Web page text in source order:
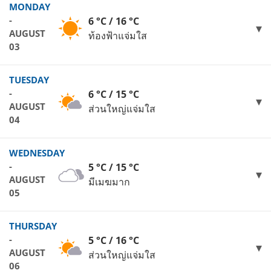
MONDAY
-
AUGUST
03
6 °C / 16 °C
ท้องฟ้าแจ่มใส
TUESDAY
-
AUGUST
04
6 °C / 15 °C
ส่วนใหญ่แจ่มใส
WEDNESDAY
-
AUGUST
05
5 °C / 15 °C
มีเมฆมาก
THURSDAY
-
AUGUST
06
5 °C / 16 °C
ส่วนใหญ่แจ่มใส